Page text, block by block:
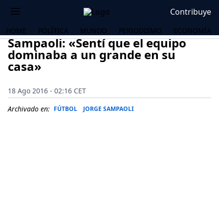
Contribuye
HOME POLÍTICA MUNDO PERIODISMO ECONOMÍA
Sampaoli: «Sentí que el equipo
dominaba a un grande en su
casa»
18 Ago 2016 - 02:16 CET
Archivado en: FÚTBOL JORGE SAMPAOLI